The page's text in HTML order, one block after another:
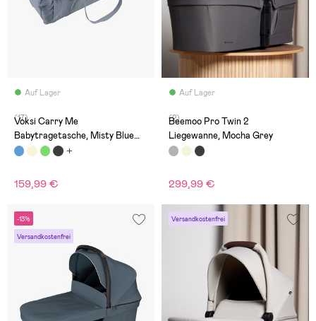
Auf Lager
(17)
Voksi Carry Me
Babytragetasche, Misty Blue
Leaf
159,99 €
Auf Lager
(2)
Beemoo Pro Twin 2
Liegewanne, Mocha Grey
299,99 €
-13%
Versandkostenfrei
Versandkostenfrei